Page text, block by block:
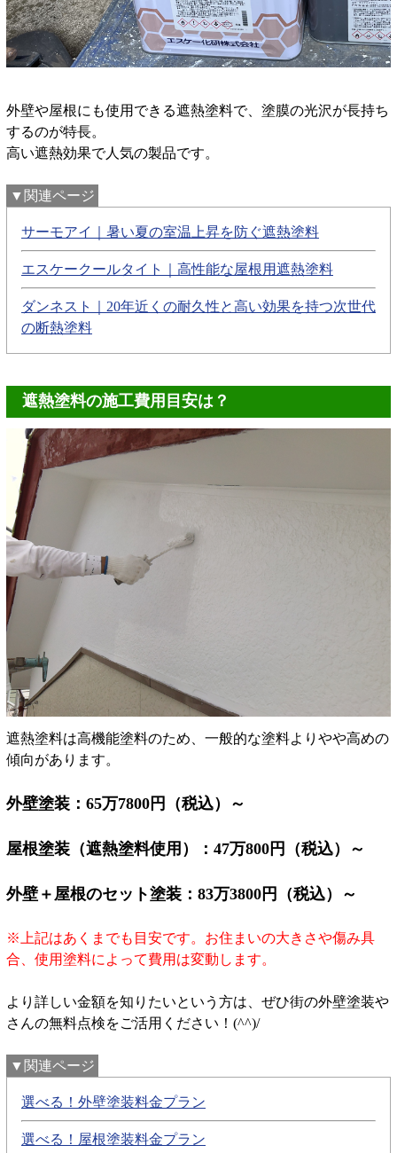
外壁や屋根にも使用できる遮熱塗料で、塗膜の光沢が長持ち
するのが特長。
高い遮熱効果で人気の製品です。
▼関連ページ
サーモアイ｜暑い夏の室温上昇を防ぐ遮熱塗料
エスケークールタイト｜高性能な屋根用遮熱塗料
ダンネスト｜20年近くの耐久性と高い効果を持つ次世代
の断熱塗料
遮熱塗料の施工費用目安は？
遮熱塗料は高機能塗料のため、一般的な塗料よりやや高めの
傾向があります。
外壁塗装：65万7800円（税込）～
屋根塗装（遮熱塗料使用）：47万800円（税込）～
外壁＋屋根のセット塗装：83万3800円（税込）～
※上記はあくまでも目安です。お住まいの大きさや傷み具
合、使用塗料によって費用は変動します。
より詳しい金額を知りたいという方は、ぜひ街の外壁塗装や
さんの無料点検をご活用ください！(^^)/
▼関連ページ
選べる！外壁塗装料金プラン
選べる！屋根塗装料金プラン